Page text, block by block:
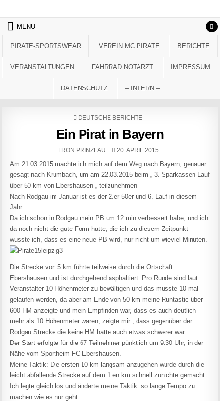
MENU
PIRATE-SPORTSWEAR VEREIN MC PIRATE BERICHTE
VERANSTALTUNGEN FAHRRAD NOTARZT IMPRESSUM
DATENSCHUTZ – INTERN –
POSTED IN
DEUTSCHE BERICHTE
Ein Pirat in Bayern
AUTHOR:
RON PRINZLAU PUBLISHED DATE:
20. APRIL 2015
Am 21.03.2015 machte ich mich auf dem Weg nach Bayern, genauer
gesagt nach Krumbach, um am 22.03.2015 beim „ 3. Sparkassen-Lauf
über 50 km von Ebershausen „ teilzunehmen.
Nach Rodgau im Januar ist es der 2.er 50er und 6. Lauf in diesem
Jahr.
Da ich schon in Rodgau mein PB um 12 min verbessert habe, und ich
da noch nicht die gute Form hatte, die ich zu diesem Zeitpunkt
wusste ich, dass es eine neue PB wird, nur nicht um wieviel Minuten.
Die Strecke von 5 km führte teilweise durch die Ortschaft
Ebershausen und ist durchgehend asphaltiert. Pro Runde sind laut
Veranstalter 10 Höhenmeter zu bewältigen und das musste 10 mal
gelaufen werden, da aber am Ende von 50 km meine Runtastic über
600 HM anzeigte und mein Empfinden war, dass es auch deutlich
mehr als 10 Höhenmeter waren, zeigte mir , dass gegenüber der
Rodgau Strecke die keine HM hatte auch etwas schwerer war.
Der Start erfolgte für die 67 Teilnehmer pünktlich um 9:30 Uhr, in der
Nähe vom Sportheim FC Ebershausen.
Meine Taktik: Die ersten 10 km langsam anzugehen wurde durch die
leicht abfallende Strecke auf dem 1.en km schnell zunichte gemacht.
Ich legte gleich los und änderte meine Taktik, so lange Tempo zu
machen wie es nur geht.